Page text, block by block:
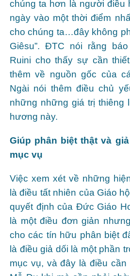
chúng ta hơn là người điều
ngày vào một thời điểm
cho chúng ta…đây không
Giêsu”. ĐTC nói rằng
Ruini cho thấy sự cần
thêm về nguồn gốc của
Ngài nói thêm điều chủ
những những giá trị thiêng
hương này.
Giúp phân biệt thật và
mục vụ
Việc xem xét về những
là điều tất nhiên của Giáo
quyết định của Đức Giáo
là một điều đơn giản
cho các tín hữu phân biệt
là điều giả dối là một phần
mục vụ, và đây là điều